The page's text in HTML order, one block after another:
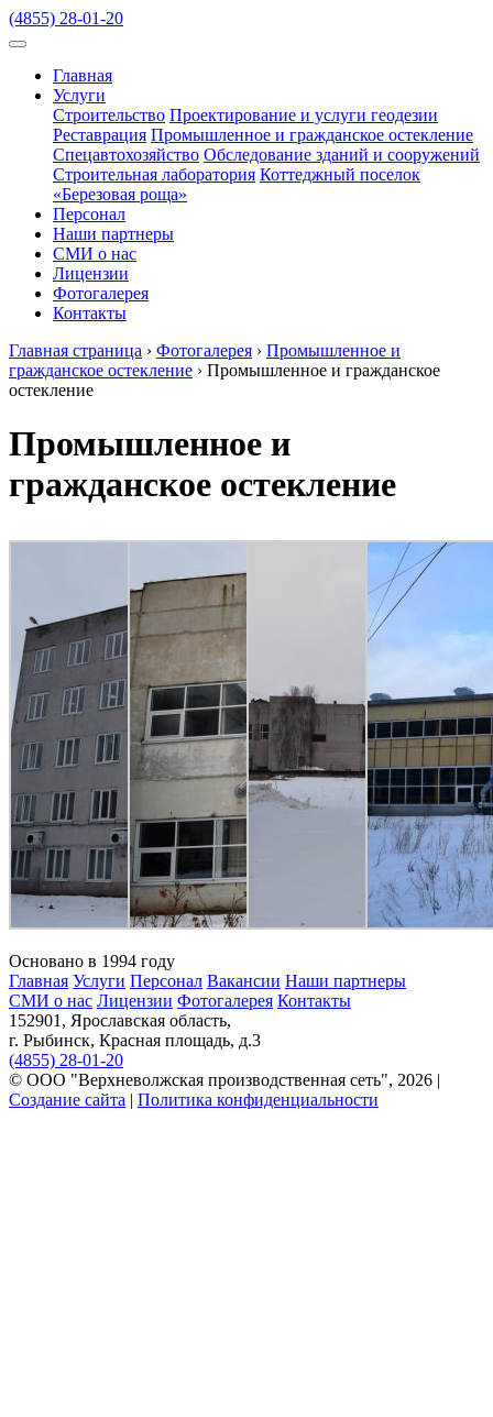
(4855) 28-01-20
Главная
Услуги
Строительство Проектирование и услуги геодезии
Реставрация Промышленное и гражданское остекление
Спецавтохозяйство Обследование зданий и сооружений
Строительная лаборатория Коттеджный поселок
«Березовая роща»
Персонал
Наши партнеры
СМИ о нас
Лицензии
Фотогалерея
Контакты
Главная страница › Фотогалерея › Промышленное и
гражданское остекление › Промышленное и гражданское
остекление
Промышленное и
гражданское остекление
Основано в 1994 году
Главная Услуги Персонал Вакансии Наши партнеры
СМИ о нас Лицензии Фотогалерея Контакты
152901, Ярославская область,
г. Рыбинск, Красная площадь, д.3
(4855) 28-01-20
© ООО "Верхневолжская производственная сеть", 2026 |
Создание сайта | Политика конфиденциальности